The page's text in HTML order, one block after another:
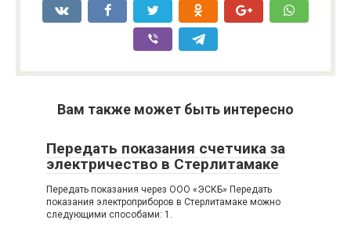
Вам также может быть интересно
Передать показания счетчика за
электричество в Стерлитамаке
Передать показания через OOO «ЭСКБ» Передать
показания электроприборов в Стерлитамаке можно
следующими способами: 1.